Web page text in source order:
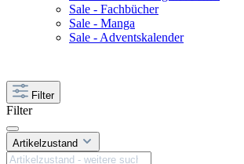
Sale - Fachbücher
Sale - Manga
Sale - Adventskalender
Filter
Filter
Artikelzustand